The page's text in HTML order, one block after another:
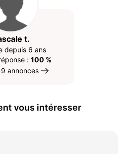
t.
depuis 6 ans
: 100 %
annonces
vous intéresser